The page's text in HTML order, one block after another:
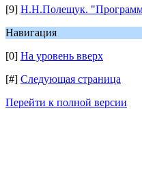
[9] Н.Н.Полещук.
Навигация
[0] На уровень вверх
[#] Следующая страница
Перейти к полной версии